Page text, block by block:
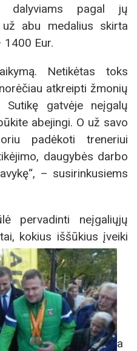
dalyviams pagal jų
abu medalius skirta
1400 Eur.
Netikėtas toks
atkreipti žmonių
gatvėje neįgalų
abejingi. O už savo
padėkoti treneriui
daugybės darbo
– susirinkusiems
pervadinti neįgaliųjų
kokius iššūkius įveiki
a